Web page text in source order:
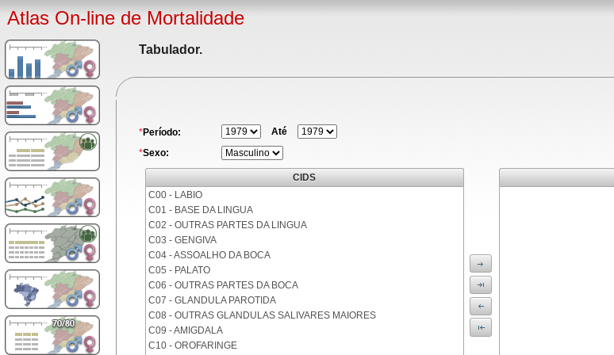
Atlas On-line de Mortalidade
Tabulador.
*Período:
Até
*Sexo:
CIDS
C00 - LABIO
C01 - BASE DA LINGUA
C02 - OUTRAS PARTES DA LINGUA
C03 - GENGIVA
C04 - ASSOALHO DA BOCA
C05 - PALATO
C06 - OUTRAS PARTES DA BOCA
C07 - GLANDULA PAROTIDA
C08 - OUTRAS GLANDULAS SALIVARES MAIORES
C09 - AMIGDALA
C10 - OROFARINGE